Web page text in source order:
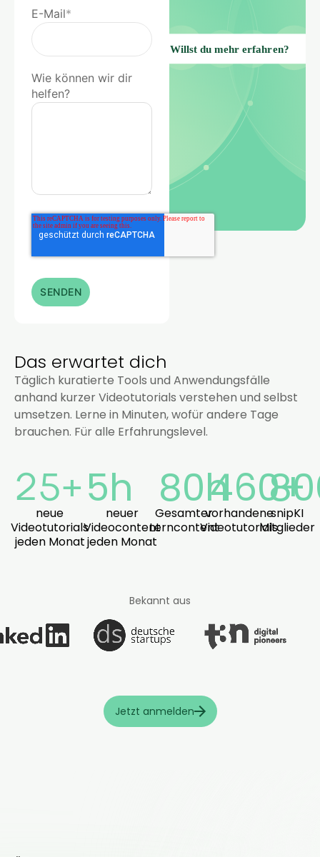
E-Mail*
Wie können wir dir
helfen?
Das erwartet dich
Täglich kuratierte Tools und Anwendungsfälle
anhand kurzer Videotutorials verstehen und selbst
umsetzen. Lerne in Minuten, wofür andere Tage
brauchen. Für alle Erfahrungslevel.
neue
Videotutorials
jeden Monat
25+
neuer
Videocontent
jeden Monat
5h
Gesamter
Lerncontent
80h
vorhandene
Videotutorials
460+
snipKI
Mitglieder
Bekannt aus
Jetzt anmelden